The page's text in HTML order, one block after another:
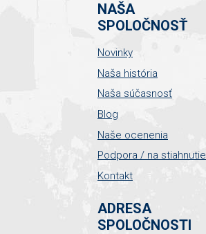
NAŠA
SPOLOČNOSŤ
Novinky
Naša história
Naša súčasnosť
Blog
Naše ocenenia
Podpora / na stiahnutie
Kontakt
ADRESA
SPOLOČNOSTI